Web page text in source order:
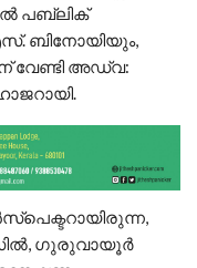
പബ്ലിക്
ബിനോയിയും,
വേണ്ടി അഡ്വ:
ഗുരുവായൂര്‍